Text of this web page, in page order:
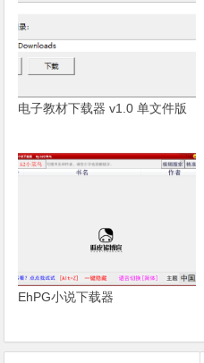
电子教材下载器 v1.0 单文件版
EhPG小说下载器